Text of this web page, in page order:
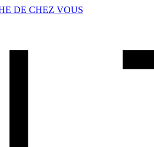
DE CHEZ VOUS